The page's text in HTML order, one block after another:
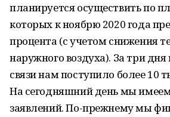
планируется осуществить по
которых к ноябрю 2020 года
процента (с учетом снижения
наружного воздуха). За три
связи нам поступило более 10
На сегодняшний день мы
заявлений. По-прежнему мы